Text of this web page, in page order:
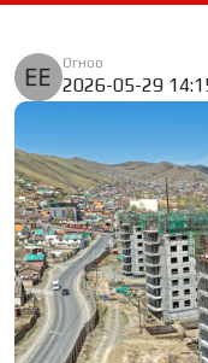
Огноо
2026-05-29